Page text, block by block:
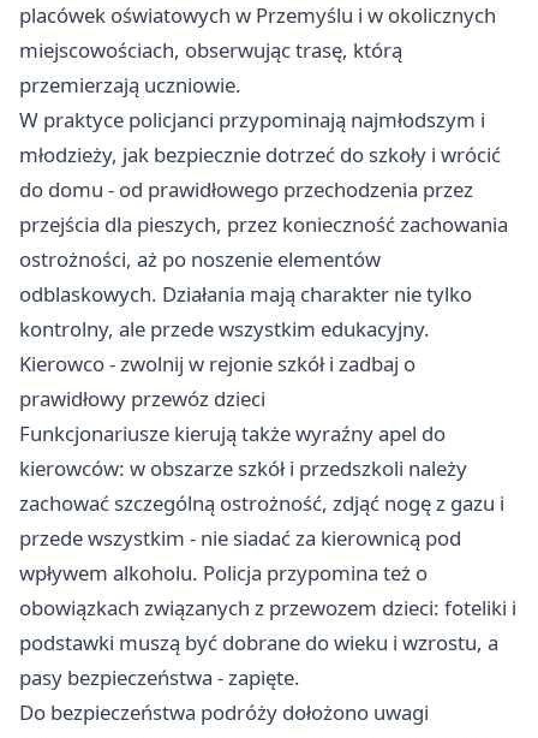
placówek oświatowych w Przemyślu i w okolicznych
miejscowościach, obserwując trasę, którą
przemierzają uczniowie.
W praktyce policjanci przypominają najmłodszym i
młodzieży, jak bezpiecznie dotrzeć do szkoły i wrócić
do domu - od prawidłowego przechodzenia przez
przejścia dla pieszych, przez konieczność zachowania
ostrożności, aż po noszenie elementów
odblaskowych. Działania mają charakter nie tylko
kontrolny, ale przede wszystkim edukacyjny.
Kierowco - zwolnij w rejonie szkół i zadbaj o
prawidłowy przewóz dzieci
Funkcjonariusze kierują także wyraźny apel do
kierowców: w obszarze szkół i przedszkoli należy
zachować szczególną ostrożność, zdjąć nogę z gazu i
przede wszystkim - nie siadać za kierownicą pod
wpływem alkoholu. Policja przypomina też o
obowiązkach związanych z przewozem dzieci: foteliki i
podstawki muszą być dobrane do wieku i wzrostu, a
pasy bezpieczeństwa - zapięte.
Do bezpieczeństwa podróży dołożono uwagi